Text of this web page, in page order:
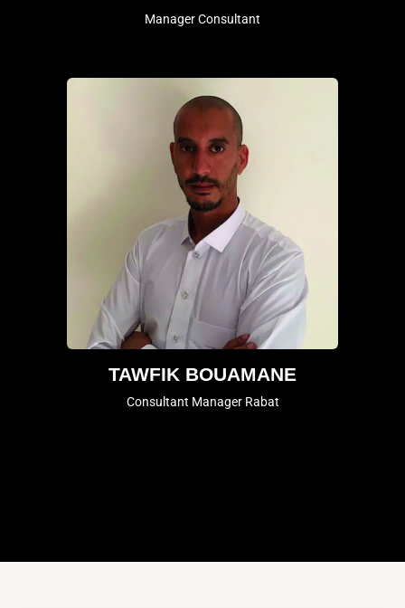
Manager Consultant
TAWFIK BOUAMANE
Consultant Manager Rabat